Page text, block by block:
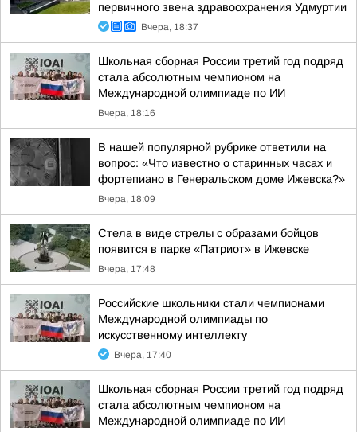
первичного звена здравоохранения Удмуртии
Вчера, 18:37
Школьная сборная России третий год подряд
стала абсолютным чемпионом на
Международной олимпиаде по ИИ
Вчера, 18:16
В нашей популярной рубрике ответили на
вопрос: «Что известно о старинных часах и
фортепиано в Генеральском доме Ижевска?»
Вчера, 18:09
Стела в виде стрелы с образами бойцов
появится в парке «Патриот» в Ижевске
Вчера, 17:48
Российские школьники стали чемпионами
Международной олимпиады по
искусственному интеллекту
Вчера, 17:40
Школьная сборная России третий год подряд
стала абсолютным чемпионом на
Международной олимпиаде по ИИ